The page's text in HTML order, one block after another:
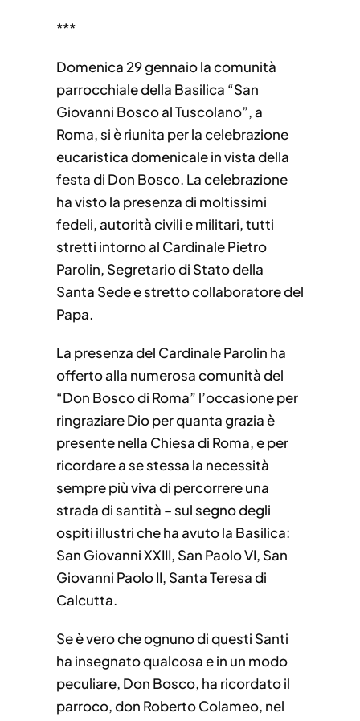
***
Domenica 29 gennaio la comunità
parrocchiale della Basilica “San
Giovanni Bosco al Tuscolano”, a
Roma, si è riunita per la celebrazione
eucaristica domenicale in vista della
festa di Don Bosco. La celebrazione
ha visto la presenza di moltissimi
fedeli, autorità civili e militari, tutti
stretti intorno al Cardinale Pietro
Parolin, Segretario di Stato della
Santa Sede e stretto collaboratore del
Papa.
La presenza del Cardinale Parolin ha
offerto alla numerosa comunità del
“Don Bosco di Roma” l’occasione per
ringraziare Dio per quanta grazia è
presente nella Chiesa di Roma, e per
ricordare a se stessa la necessità
sempre più viva di percorrere una
strada di santità – sul segno degli
ospiti illustri che ha avuto la Basilica:
San Giovanni XXIII, San Paolo VI, San
Giovanni Paolo II, Santa Teresa di
Calcutta.
Se è vero che ognuno di questi Santi
ha insegnato qualcosa e in un modo
peculiare, Don Bosco, ha ricordato il
parroco, don Roberto Colameo, nel